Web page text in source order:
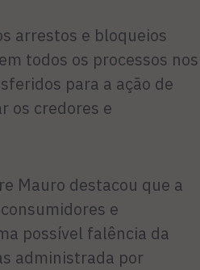
arrestos e bloqueios
todos os processos nos
para a ação de
os credores e
Mauro destacou que a
e
possível falência da
administrada por